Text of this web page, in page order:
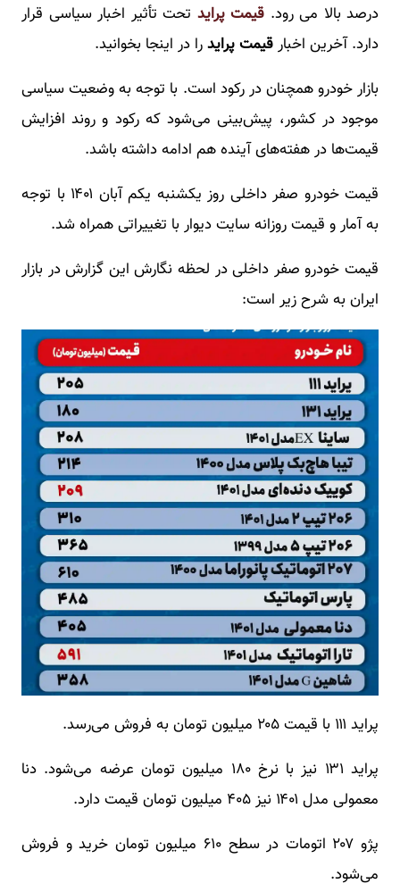
درصد بالا می رود. قیمت پراید تحت تأثیر اخبار سیاسی قرار
دارد. آخرین اخبار قیمت پرایدرا در اینجا بخوانید.
بازار خودرو همچنان در رکود است. با توجه به وضعیت سیاسی
موجود در کشور، پیش‌بینی می‌شود که رکود و روند افزایش
قیمت‌ها در هفته‌های آینده هم ادامه داشته باشد.
قیمت خودرو صفر داخلی روز ‌یکشنبه یکم آبان ۱۴۰۱ با توجه
به آمار و قیمت روزانه سایت دیوار با تغییراتی همراه شد.
قیمت خودرو صفر داخلی در لحظه نگارش این گزارش در بازار
ایران به شرح زیر است:
پراید ۱۱۱ با قیمت ۲۰۵ میلیون تومان به فروش می‌رسد.
پراید ۱۳۱ نیز با نرخ ۱۸۰ میلیون تومان عرضه می‌شود. دنا
معمولی مدل ۱۴۰۱ نیز ۴۰۵ میلیون تومان قیمت دارد.
پژو ۲۰۷ اتومات در سطح ۶۱۰ میلیون تومان خرید و فروش
می‌شود.